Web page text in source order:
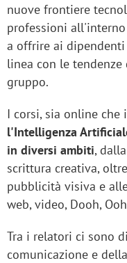
nuove frontiere
professioni
a offrire ai
linea con le
gruppo.
I corsi, sia online che
l'Intelligenza
in diversi ambiti,
scrittura creativa,
pubblicità visiva e
web, video, Dooh,
Tra i relatori ci sono
comunicazione e